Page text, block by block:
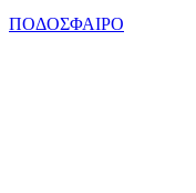
ΠΟΔΟΣΦΑΙΡΟ